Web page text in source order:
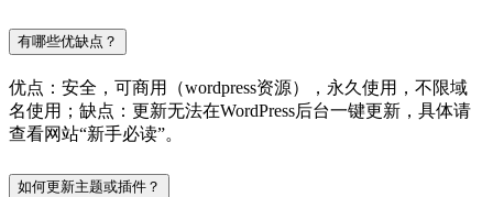
有哪些优缺点？
优点：安全，可商用（wordpress资源），永久使用，不限域
名使用；缺点：更新无法在WordPress后台一键更新，具体请
查看网站“新手必读”。
如何更新主题或插件？